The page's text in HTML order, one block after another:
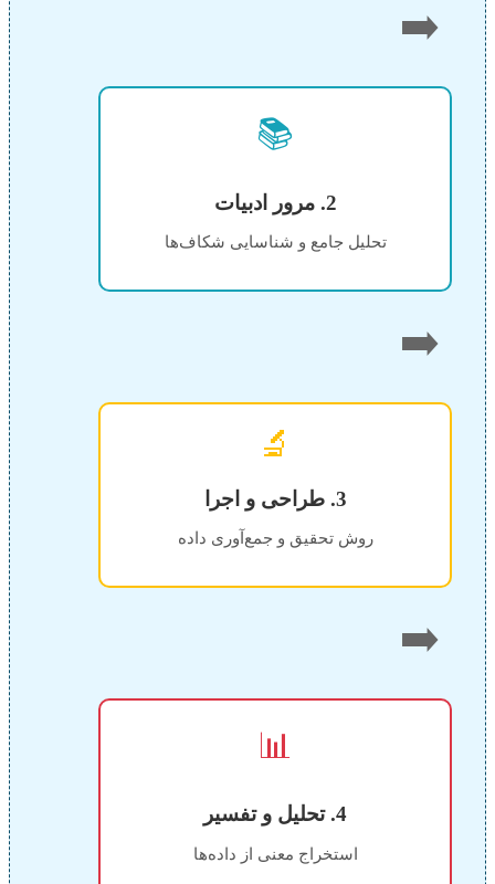
➡️
📚
2. مرور ادبیات
تحلیل جامع و شناسایی شکاف‌ها
➡️
🔬
3. طراحی و اجرا
روش تحقیق و جمع‌آوری داده
➡️
📊
4. تحلیل و تفسیر
استخراج معنی از داده‌ها